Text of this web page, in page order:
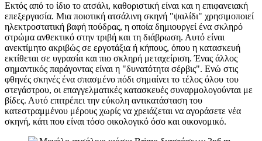
Εκτός από το ίδιο το ατσάλι, καθοριστική είναι και η επιφανειακή
επεξεργασία. Μια ποιοτική ατσάλινη σκηνή "ψαλίδι" χρησιμοποιεί
ηλεκτροστατική βαφή πούδρας, η οποία δημιουργεί ένα σκληρό
στρώμα ανθεκτικό στην τριβή και τη διάβρωση. Αυτό είναι
ανεκτίμητο ακριβώς σε εργοτάξια ή κήπους, όπου η κατασκευή
εκτίθεται σε υγρασία και πιο σκληρή μεταχείριση. Ένας άλλος
σημαντικός παράγοντας είναι η "δυνατότητα σέρβις". Ενώ στις
φθηνές σκηνές ένα σπασμένο πόδι σημαίνει το τέλος όλου του
στεγάστρου, οι επαγγελματικές κατασκευές συναρμολογούνται με
βίδες. Αυτό επιτρέπει την εύκολη αντικατάσταση του
κατεστραμμένου μέρους χωρίς να χρειάζεται να αγοράσετε νέα
σκηνή, κάτι που είναι τόσο οικολογικό όσο και οικονομικό.